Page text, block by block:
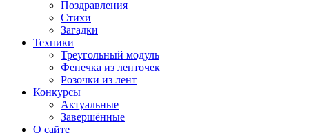
Поздравления
Стихи
Загадки
Техники
Треугольный модуль
Фенечка из ленточек
Розочки из лент
Конкурсы
Актуальные
Завершённые
О сайте